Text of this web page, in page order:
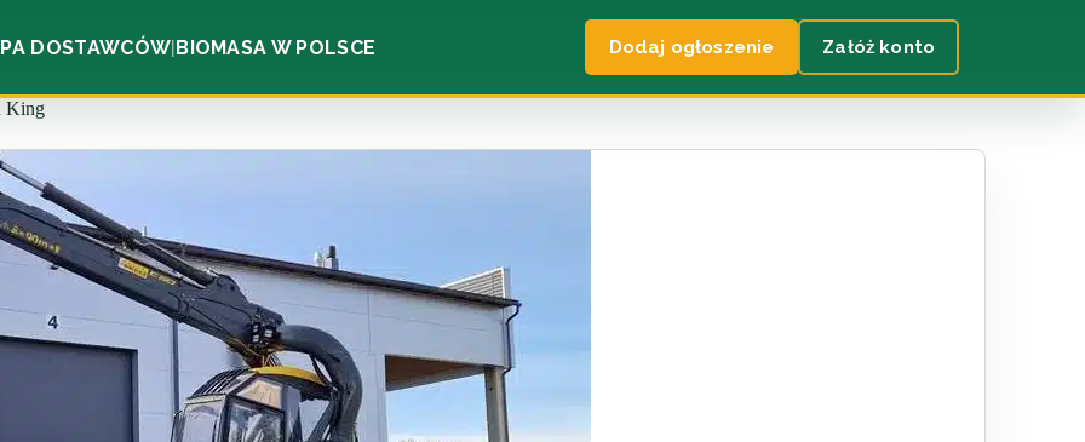
DOSTAWCÓW|BIOMASA W POLSCE Dodaj ogłoszenie Załóż konto
King